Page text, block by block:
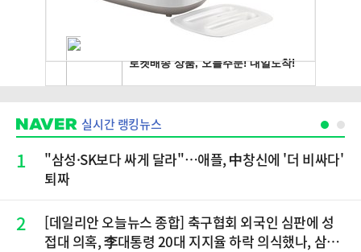
실시간 랭킹뉴스
1
"삼성·SK보다 싸게 달라"…애플, 中창신에 '더 비싸다'
퇴짜
2
[데일리안 오늘뉴스 종합] 축구협회 외국인 심판에 성
접대 의혹, 李대통령 20대 지지율 하락 의식했나, 삼전